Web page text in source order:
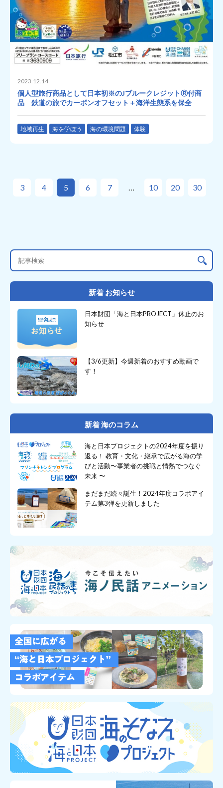
2023.12.14
個人型旅行商品として日本初※のJブルークレジットⓇ付商
品 鉄道の旅でカーボンオフセット＋海洋生態系を保全
地域再生 海を学ぼう 海の環境問題 体験
3 4 5 6 7 10 20 30
新着 お知らせ
日本財団「海と日本PROJECT」休止のお
知らせ
【3/6更新】今週新着のおすすめ動画で
す！
新着 海のコラム
海と日本プロジェクトの2024年度を振り
返る！ 教育・文化・継承で広がる海の学
びと活動〜事業者の挑戦と情熱でつなぐ
未来 〜
まだまだ続々誕生！2024年度コラボアイ
テム第3弾を更新しました